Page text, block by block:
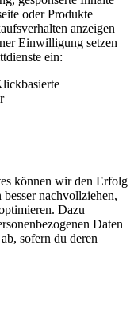
oder Produkte
anzeigen
Einwilligung setzen
ein:
können wir den Erfolg
nachvollziehen,
Dazu
Daten
sofern du deren